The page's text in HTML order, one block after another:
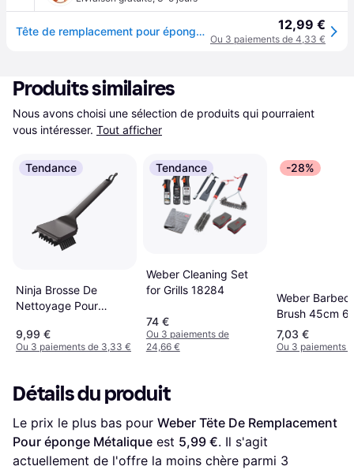
Tête de remplacement pour éponge métallique weber 12,99 €
Ou 3 paiements de 4,33 €
Produits similaires
Nous avons choisi une sélection de produits qui pourraient
vous intéresser. Tout afficher
Tendance
Ninja Brosse De
Nettoyage Pour
Woodfire
9,99 €
Ou 3 paiements de 3,33 €
Tendance
Weber Cleaning Set
for Grills 18284
74 €
Ou 3 paiements de
24,66 €
-28%
Weber
Brush 45cm
7,03 €
Ou 3 paiements
Détails du produit
Le prix le plus bas pour Weber Tëte De Remplacement
Pour éponge Métalique est 5,99 €. Il s'agit
actuellement de l'offre la moins chère parmi 3